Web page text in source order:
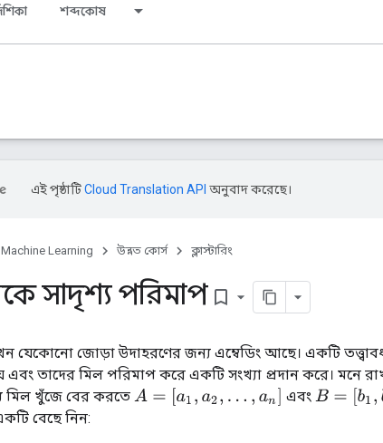
শব্দকোষ
এই পৃষ্ঠাটিCloud Translation API অনুবাদ করেছে।
Machine Learning উন্নত কোর্স ক্লাস্টারিং
সাদৃশ্য পরিমাপ bookmark_border
জোড়া উদাহরণের জন্য এম্বেডিং আছে। একটি
তাদের মিল পরিমাপ করে একটি সংখ্যা প্রদান করে। মনে
মিল খুঁজে বের করতে A= [a1 a2, .. an] এবং B= [b1 b2 .. .
বেছে নিন: